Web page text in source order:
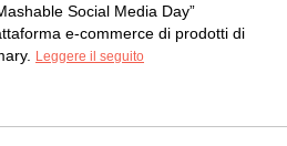
Social Media Day”
e-commerce di prodotti di
Leggere il seguito